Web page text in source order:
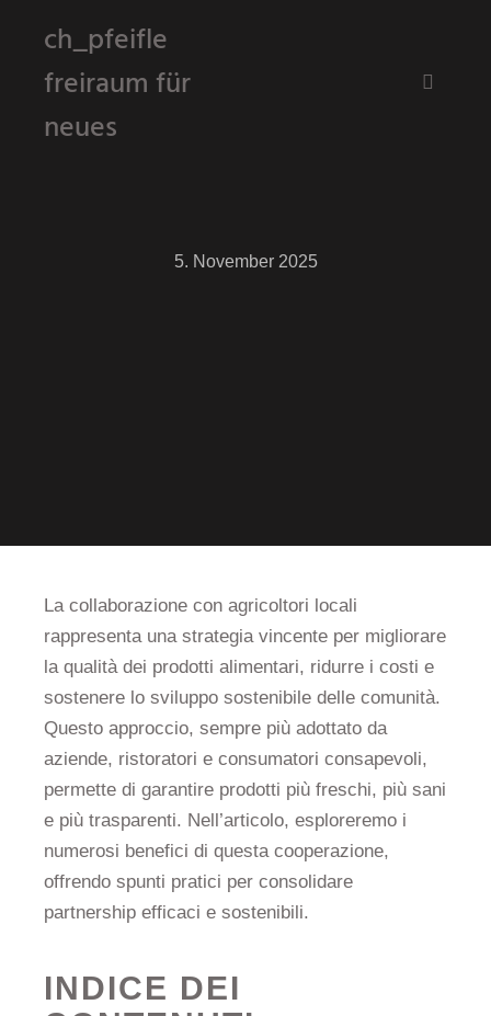
ch_pfeifle
freiraum für
neues
5. November 2025
La collaborazione con agricoltori locali
rappresenta una strategia vincente per migliorare
la qualità dei prodotti alimentari, ridurre i costi e
sostenere lo sviluppo sostenibile delle comunità.
Questo approccio, sempre più adottato da
aziende, ristoratori e consumatori consapevoli,
permette di garantire prodotti più freschi, più sani
e più trasparenti. Nell’articolo, esploreremo i
numerosi benefici di questa cooperazione,
offrendo spunti pratici per consolidare
partnership efficaci e sostenibili.
INDICE DEI